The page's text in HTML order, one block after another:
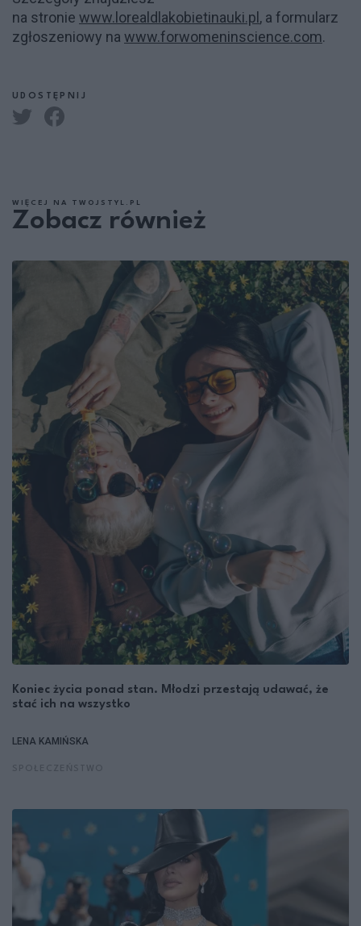
na stronie www.lorealdlakobietinauki.pl, a formularz
zgłoszeniowy na www.forwomeninscience.com.
UDOSTĘPNIJ
WIĘCEJ NA TWOJSTYL.PL
Zobacz również
Koniec życia ponad stan. Młodzi przestają udawać, że
stać ich na wszystko
LENA KAMIŃSKA